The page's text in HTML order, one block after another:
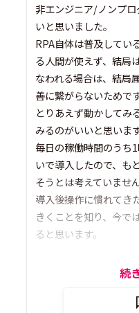
非エンジニア/ノンプ
いと思いました。
RPA自体は普及してい
る人間が使えず、結局
なわれる場合は、結局
善に繋がらないためです
とりあえず動かしてみ
みるのがいいと思います
毎日の稼働時間のうち
いで導入したので、も
そうとは考えていませ
導入後操作に慣れてき
きくことを知り、今で
ると思います。
続